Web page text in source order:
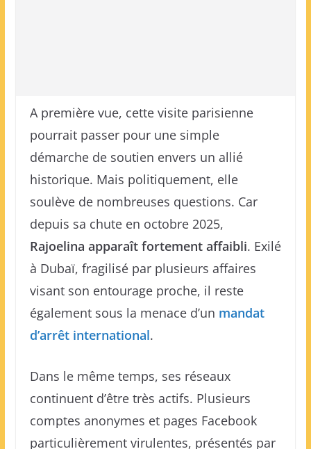
A première vue, cette visite parisienne
pourrait passer pour une simple
démarche de soutien envers un allié
historique. Mais politiquement, elle
soulève de nombreuses questions. Car
depuis sa chute en octobre 2025,
Rajoelina apparaît fortement affaibli. Exilé
à Dubaï, fragilisé par plusieurs affaires
visant son entourage proche, il reste
également sous la menace d’un mandat
d’arrêt international.
Dans le même temps, ses réseaux
continuent d’être très actifs. Plusieurs
comptes anonymes et pages Facebook
particulièrement virulentes, présentés par